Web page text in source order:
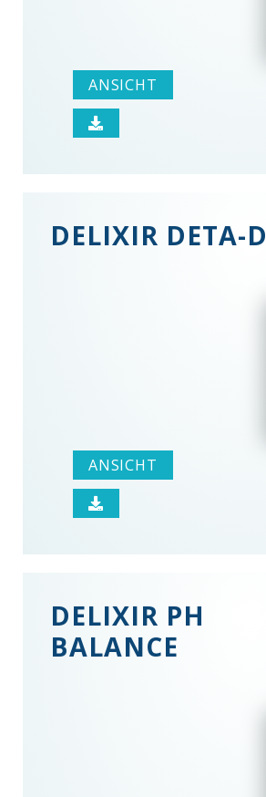
ANSICHT
DELIXIR DETA-D
ANSICHT
DELIXIR PH
BALANCE